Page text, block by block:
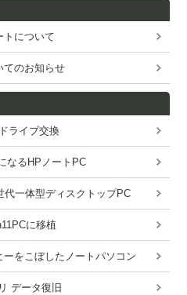
トについて
てのお知らせ
ライブ交換
なるHPノートPC
代一体型ディスクトップPC
に移植
をこぼしたノートパソコン
データ復旧